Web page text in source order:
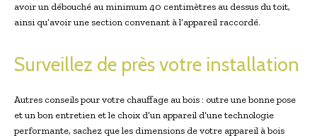
avoir un débouché au minimum 40 centimètres au dessus du toit,
ainsi qu’avoir une section convenant à l’appareil raccordé.
Surveillez de près votre installation
Autres conseils pour votre chauffage au bois : outre une bonne pose
et un bon entretien et le choix d’un appareil d’une technologie
performante, sachez que les dimensions de votre appareil à bois